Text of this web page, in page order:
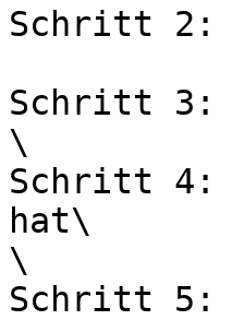
Schritt 2:
Schritt 3:
\
Schritt 4:
hat\
\
Schritt 5: